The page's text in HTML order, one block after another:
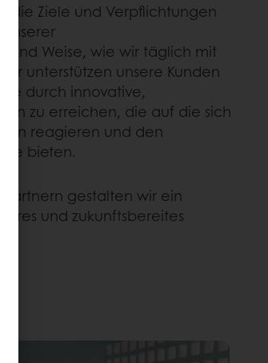
die Ziele und Verpflichtungen
und Weise, wie wir täglich mit
unterstützen unsere Kunden
durch innovative,
zu erreichen, die auf die sich
reagieren und den
bieten.
gestalten wir ein
und zukunftsbereites